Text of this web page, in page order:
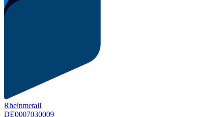
Rheinmetall
DE0007030009